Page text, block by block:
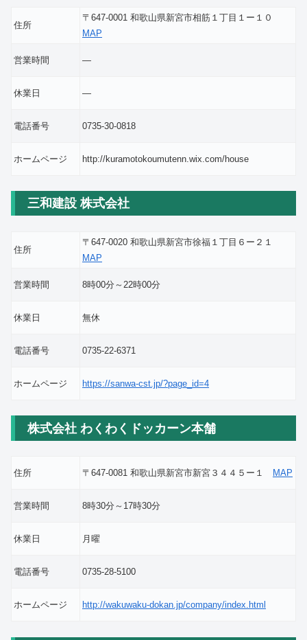
住所
〒647-0001 和歌山県新宮市相筋１丁目１ー１０
MAP
営業時間 ―
休業日 ―
電話番号 0735-30-0818
ホームページ http://kuramotokoumutenn.wix.com/house
三和建設 株式会社
住所
〒647-0020 和歌山県新宮市徐福１丁目６ー２１
MAP
営業時間 8時00分～22時00分
休業日 無休
電話番号 0735-22-6371
ホームページ https://sanwa-cst.jp/?page_id=4
株式会社 わくわくドッカーン本舗
住所 〒647-0081 和歌山県新宮市新宮３４４５ー１ MAP
営業時間 8時30分～17時30分
休業日 月曜
電話番号 0735-28-5100
ホームページ http://wakuwaku-dokan.jp/company/index.html